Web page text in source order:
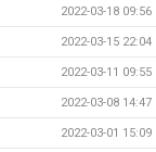
2022-03-18 09:56
2022-03-15 22:04
2022-03-11 09:55
2022-03-08 14:47
2022-03-01 15:09